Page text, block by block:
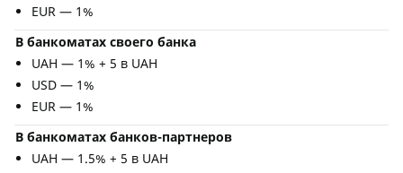
EUR — 1%
В банкоматах своего банка
UAH — 1% + 5 в UAH
USD — 1%
EUR — 1%
В банкоматах банков-партнеров
UAH — 1.5% + 5 в UAH